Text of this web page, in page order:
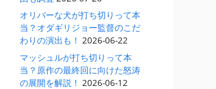
オリバーな犬が打ち切りって本
当？オダギリジョー監督のこだ
わりの演出も！ 2026-06-22
マッシュルが打ち切りって本
当？原作の最終回に向けた怒涛
の展開を解説！ 2026-06-12